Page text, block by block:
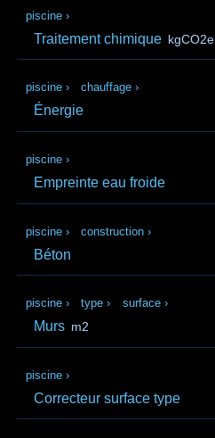
piscine ›
Traitement chimique kgCO2e
piscine › chauffage ›
Énergie
piscine ›
Empreinte eau froide
piscine › construction ›
Béton
piscine › type › surface ›
Murs m2
piscine ›
Correcteur surface type